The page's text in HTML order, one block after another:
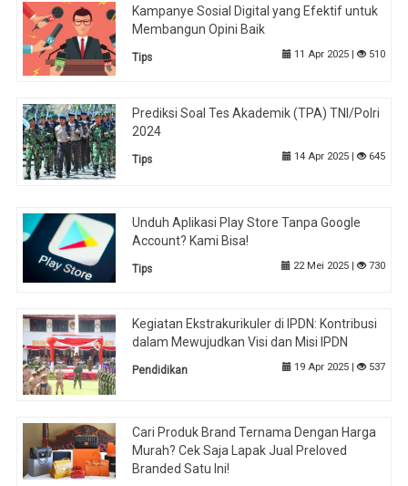
Kampanye Sosial Digital yang Efektif untuk
Membangun Opini Baik
Tips 11 Apr 2025 | 510
Prediksi Soal Tes Akademik (TPA) TNI/Polri
2024
Tips 14 Apr 2025 | 645
Unduh Aplikasi Play Store Tanpa Google
Account? Kami Bisa!
Tips 22 Mei 2025 | 730
Kegiatan Ekstrakurikuler di IPDN: Kontribusi
dalam Mewujudkan Visi dan Misi IPDN
Pendidikan 19 Apr 2025 | 537
Cari Produk Brand Ternama Dengan Harga
Murah? Cek Saja Lapak Jual Preloved
Branded Satu Ini!